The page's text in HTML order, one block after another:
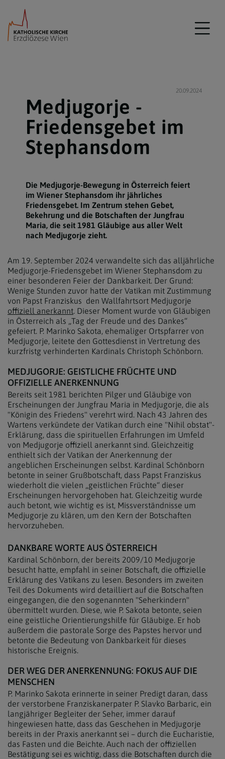
20.09.2024
Medjugorje -
Friedensgebet im
Stephansdom
Die Medjugorje-Bewegung in Österreich feiert
im Wiener Stephansdom ihr jährliches
Friedensgebet. Im Zentrum stehen Gebet,
Bekehrung und die Botschaften der Jungfrau
Maria, die seit 1981 Gläubige aus aller Welt
nach Medjugorje zieht.
Am 19. September 2024 verwandelte sich das alljährliche
Medjugorje-Friedensgebet im Wiener Stephansdom zu
einer besonderen Feier der Dankbarkeit. Der Grund:
Wenige Stunden zuvor hatte der Vatikan mit Zustimmung
von Papst Franziskus den Wallfahrtsort Medjugorje
offiziell anerkannt. Dieser Moment wurde von Gläubigen
in Österreich als „Tag der Freude und des Dankes“
gefeiert. P. Marinko Sakota, ehemaliger Ortspfarrer von
Medjugorje, leitete den Gottesdienst in Vertretung des
kurzfristg verhinderten Kardinals Christoph Schönborn.
MEDJUGORJE: GEISTLICHE FRÜCHTE UND
OFFIZIELLE ANERKENNUNG
Bereits seit 1981 berichten Pilger und Gläubige von
Erscheinungen der Jungfrau Maria in Medjugorje, die als
"Königin des Friedens" verehrt wird. Nach 43 Jahren des
Wartens verkündete der Vatikan durch eine "Nihil obstat"-
Erklärung, dass die spirituellen Erfahrungen im Umfeld
von Medjugorje offiziell anerkannt sind. Gleichzeitig
enthielt sich der Vatikan der Anerkennung der
angeblichen Erscheinungen selbst. Kardinal Schönborn
betonte in seiner Grußbotschaft, dass Papst Franziskus
wiederholt die vielen „geistlichen Früchte“ dieser
Erscheinungen hervorgehoben hat. Gleichzeitig wurde
auch betont, wie wichtig es ist, Missverständnisse um
Medjugorje zu klären, um den Kern der Botschaften
hervorzuheben.
DANKBARE WORTE AUS ÖSTERREICH
Kardinal Schönborn, der bereits 2009/10 Medjugorje
besucht hatte, empfahl in seiner Botschaft, die offizielle
Erklärung des Vatikans zu lesen. Besonders im zweiten
Teil des Dokuments wird detailliert auf die Botschaften
eingegangen, die den sogenannten "Seherkindern"
übermittelt wurden. Diese, wie P. Sakota betonte, seien
eine geistliche Orientierungshilfe für Gläubige. Er hob
außerdem die pastorale Sorge des Papstes hervor und
betonte die Bedeutung von Dankbarkeit für dieses
historische Ereignis.
DER WEG DER ANERKENNUNG: FOKUS AUF DIE
MENSCHEN
P. Marinko Sakota erinnerte in seiner Predigt daran, dass
der verstorbene Franziskanerpater P. Slavko Barbaric, ein
langjähriger Begleiter der Seher, immer darauf
hingewiesen hatte, dass das Geschehen in Medjugorje
bereits in der Praxis anerkannt sei – durch die Eucharistie,
das Fasten und die Beichte. Auch nach der offiziellen
Bestätigung sei es wichtig, dass die Botschaften durch die